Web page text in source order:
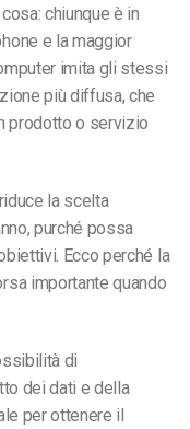
chiunque è in
e la maggior
imita gli stessi
più diffusa, che
prodotto o servizio
la scelta
purché possa
Ecco perché la
importante quando
di
dei dati e della
per ottenere il